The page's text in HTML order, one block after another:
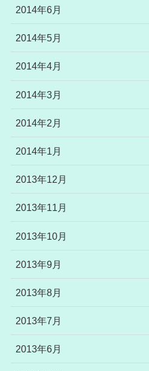
2014年6月
2014年5月
2014年4月
2014年3月
2014年2月
2014年1月
2013年12月
2013年11月
2013年10月
2013年9月
2013年8月
2013年7月
2013年6月